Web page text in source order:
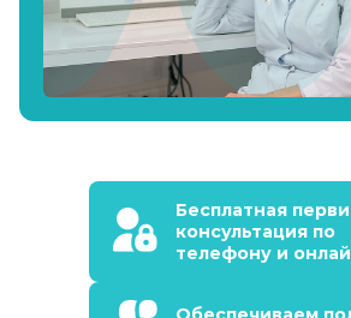
Бесплатная
консультация по
телефону и